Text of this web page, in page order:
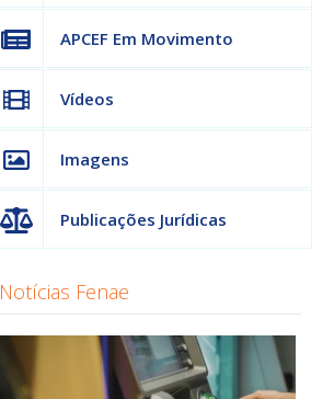
APCEF Em Movimento
Vídeos
Imagens
Publicações Jurídicas
Notícias Fenae